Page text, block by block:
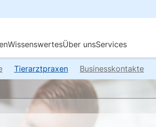
Tierarztpraxen Businesskontakte